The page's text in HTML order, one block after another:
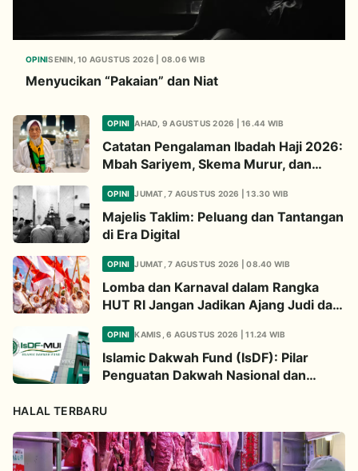
OPINISENIN, 10 AGUSTUS 2026 | 08.06 WIB
Menyucikan “Pakaian” dan Niat
OPINI AHAD, 9 AGUSTUS 2026 | 16.44 WIB
Catatan Pengalaman Ibadah Haji 2026:
Mbah Sariyem, Skema Murur, dan
OPINI JUMAT, 7 AGUSTUS 2026 | 13.30 WIB
Majelis Taklim: Peluang dan Tantangan
di Era Digital
OPINI JUMAT, 7 AGUSTUS 2026 | 08.40 WIB
Lomba dan Karnaval dalam Rangka
HUT RI Jangan Jadikan Ajang Judi dan
OPINI KAMIS, 6 AGUSTUS 2026 | 11.24 WIB
Islamic Dakwah Fund (IsDF): Pilar
Penguatan Dakwah Nasional dan
HALAL TERBARU